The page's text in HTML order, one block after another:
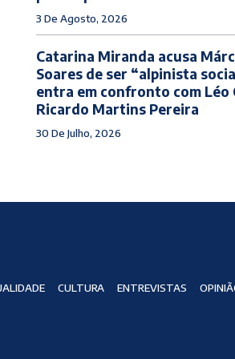
3 De Agosto, 2026
Catarina Miranda acusa
Soares de ser “alpinista
entra em confronto com Léo
Ricardo Martins Pereira
30 De Julho, 2026
CULTURA ENTREVISTAS